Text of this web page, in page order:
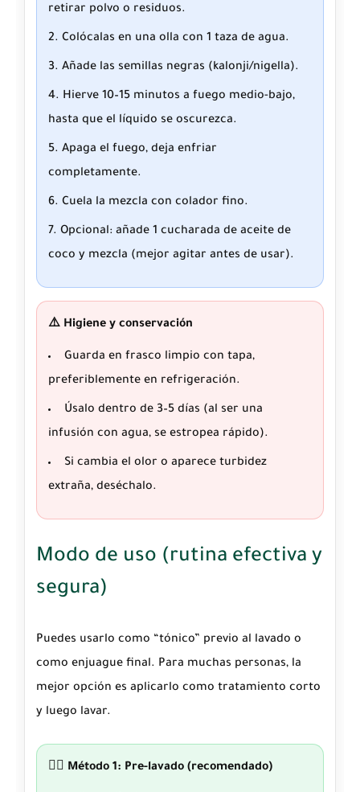
retirar polvo o residuos.
Colócalas en una olla con 1 taza de agua.
Añade las semillas negras (kalonji/nigella).
Hierve 10–15 minutos a fuego medio-bajo,
hasta que el líquido se oscurezca.
Apaga el fuego, deja enfriar
completamente.
Cuela la mezcla con colador fino.
Opcional: añade 1 cucharada de aceite de
coco y mezcla (mejor agitar antes de usar).
⚠️ Higiene y conservación
Guarda en frasco limpio con tapa,
preferiblemente en refrigeración.
Úsalo dentro de 3–5 días (al ser una
infusión con agua, se estropea rápido).
Si cambia el olor o aparece turbidez
extraña, deséchalo.
Modo de uso (rutina efectiva y
segura)
Puedes usarlo como “tónico” previo al lavado o
como enjuague final. Para muchas personas, la
mejor opción es aplicarlo como tratamiento corto
y luego lavar.
💆‍♀️ Método 1: Pre-lavado (recomendado)